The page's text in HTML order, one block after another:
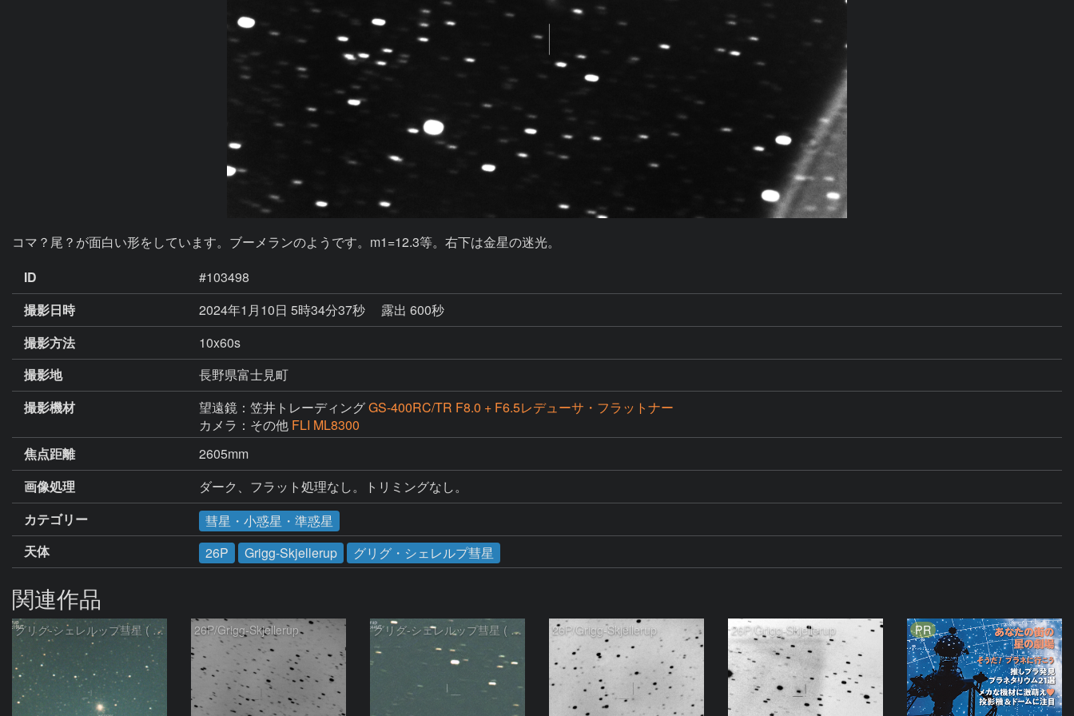
コマ？尾？が面白い形をしています。ブーメランのようです。m1=12.3等。右下は金星の迷光。
ID
#103498
撮影日時
2024年1月10日 5時34分37秒
露出 600秒
撮影方法
10x60s
撮影地
長野県富士見町
撮影機材
望遠鏡：笠井トレーディングGS-400RC/TR F8.0 + F6.5レデューサ・フラットナー
カメラ：その他 FLI ML8300
焦点距離
2605mm
画像処理
ダーク、フラット処理なし。トリミングなし。
カテゴリー
彗星・小惑星・準惑星
天体
26P Grigg-Skjellerup グリグ・シェレルプ彗星
関連作品
グリグ-シェレルップ彗星 ( 26P )：2024/01/14 26P/Grigg-Skjellerup グリグ-シェレルップ彗星 ( 26P )：2024/01/06 26P/Grigg-Skjellerup 26P/Grigg-Skjellerup PR